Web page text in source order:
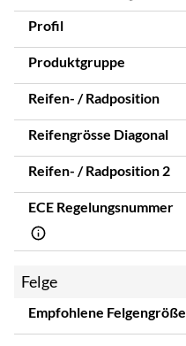
Profil
Produktgruppe
Reifen- / Radposition
Reifengrösse Diagonal
Reifen- / Radposition 2
ECE Regelungsnummer
Felge
Empfohlene Felgengröße